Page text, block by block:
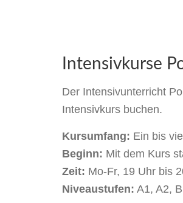
Intensivkurse
Der Intensivunterricht
Intensivkurs buchen.
Kursumfang: Ein bis
Beginn: Mit dem Kurs
Zeit: Mo-Fr, 19 Uhr bis
Niveaustufen: A1, A2,